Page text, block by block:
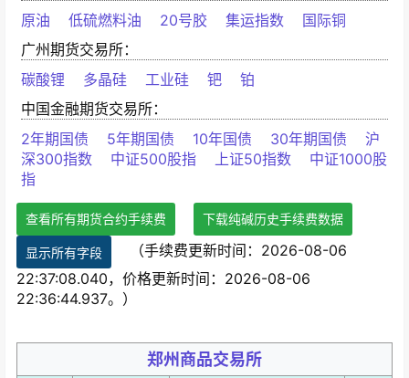
原油
低硫燃料油 20号胶 集运指数
国际铜
广州期货交易所：
碳酸锂
多晶硅 工业硅 钯
铂
中国金融期货交易所：
2年期国债
5年期国债 10年国债 30年期国债
沪
深300指数
中证500股指 上证50指数
中证1000股
指
查看所有期货合约手续费 下载纯碱历史手续费数据
显示所有字段
（手续费更新时间：2026-08-06
22:37:08.040，价格更新时间：2026-08-06
22:36:44.937。）
郑州商品交易所